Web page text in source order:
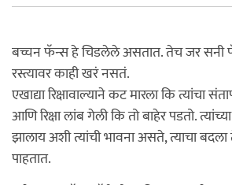
बच्चन फॅन्स हे चिडलेले असतात. तेच जर सनी
रस्त्यावर काही खरं नसतं.
एखाद्या रिक्षावाल्याने कट मारला कि त्यांचा
आणि रिक्षा लांब गेली कि तो बाहेर पडतो.
झालाय अशी त्यांची भावना असते, त्याचा
पाहतात.